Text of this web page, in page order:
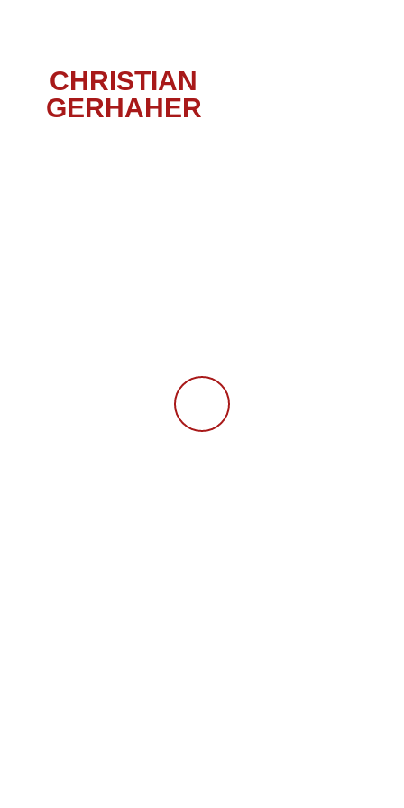
CHRISTIAN
GERHAHER